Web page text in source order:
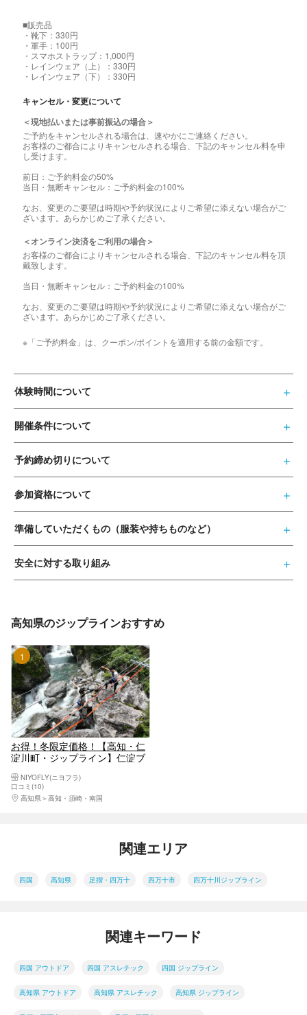
■販売品
・靴下：330円
・軍手：100円
・スマホストラップ：1,000円
・レインウェア（上）：330円
・レインウェア（下）：330円
キャンセル・変更について
＜現地払いまたは事前振込の場合＞
ご予約をキャンセルされる場合は、速やかにご連絡ください。
お客様のご都合によりキャンセルされる場合、下記のキャンセル料を申
し受けます。
前日：ご予約料金の50%
当日・無断キャンセル：ご予約料金の100%
なお、変更のご要望は時期や予約状況によりご希望に添えない場合がご
ざいます。あらかじめご了承ください。
＜オンライン決済をご利用の場合＞
お客様のご都合によりキャンセルされる場合、下記のキャンセル料を頂
戴致します。
当日・無断キャンセル：ご予約料金の100%
なお、変更のご要望は時期や予約状況によりご希望に添えない場合がご
ざいます。あらかじめご了承ください。
※「ご予約料金」は、クーポン/ポイントを適用する前の金額です。
体験時間について
開催条件について
予約締め切りについて
参加資格について
準備していただくもの（服装や持ちものなど）
安全に対する取り組み
高知県のジップラインおすすめ
1位
お得！冬限定価格！【高知・仁
淀川町・ジップライン】仁淀ブ
り橋とジップライン！茶農家が
運営するアクテビティ施設！女
性、ファミリー、お友達、カッ
NIYOFLY(ニヨフラ)
口コミ(10)
高知県
高知・須崎・南国
関連エリア
四国 高知県 足摺・四万十 四万十市 四万十川ジップライン
関連キーワード
四国 アウトドア 四国 アスレチック 四国 ジップライン
高知県 アウトドア 高知県 アスレチック 高知県 ジップライン